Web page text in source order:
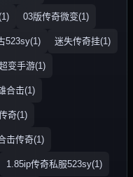
03版传奇微变(1)
523sy(1) 迷失传奇挂(1)
变手游(1)
合击(1)
奇(1)
击传奇(1)
1.85ip传奇私服523sy(1)